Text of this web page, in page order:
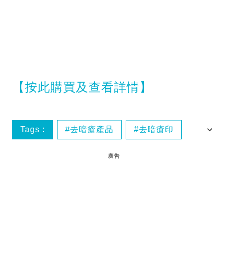
【按此購買及查看詳情】
Tags : 去暗瘡產品 去暗瘡印
廣告